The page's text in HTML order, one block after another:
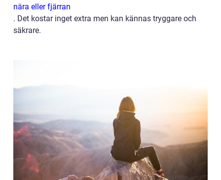
nära eller fjärran
. Det kostar inget extra men kan kännas tryggare och
säkrare.